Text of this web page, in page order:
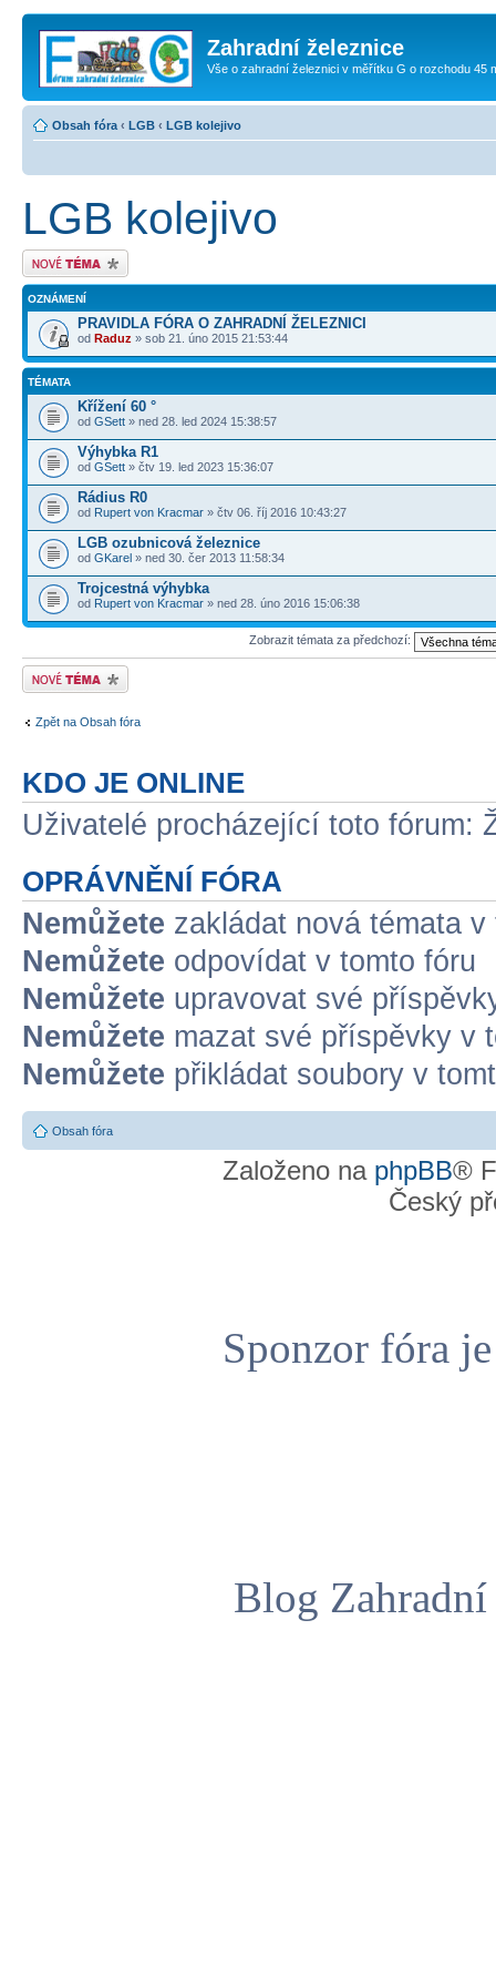
Zahradní železnice
Vše o zahradní železnici v měřítku G o rozchodu 45
Obsah fóra ‹ LGB ‹ LGB kolejivo
LGB kolejivo
Odeslat nové téma
OZNÁMENÍ
PRAVIDLA FÓRA O ZAHRADNÍ ŽELEZNICI
od Raduz » sob 21. úno 2015 21:53:44
TÉMATA
Křížení 60 °
od GSett » ned 28. led 2024 15:38:57
Výhybka R1
od GSett » čtv 19. led 2023 15:36:07
Rádius R0
od Rupert von Kracmar » čtv 06. říj 2016 10:43:27
LGB ozubnicová železnice
od GKarel » ned 30. čer 2013 11:58:34
Trojcestná výhybka
od Rupert von Kracmar » ned 28. úno 2016 15:06:38
Zobrazit témata za předchozí:
Odeslat nové téma
Zpět na Obsah fóra
KDO JE ONLINE
Uživatelé procházející toto fórum:
OPRÁVNĚNÍ FÓRA
Nemůžete zakládat nová témata v
Nemůžete odpovídat v tomto fóru
Nemůžete upravovat své
Nemůžete mazat své příspěvky v
Nemůžete přikládat soubory v
Obsah fóra
Založeno na phpBB®
Český
Sponzor fóra
Blog